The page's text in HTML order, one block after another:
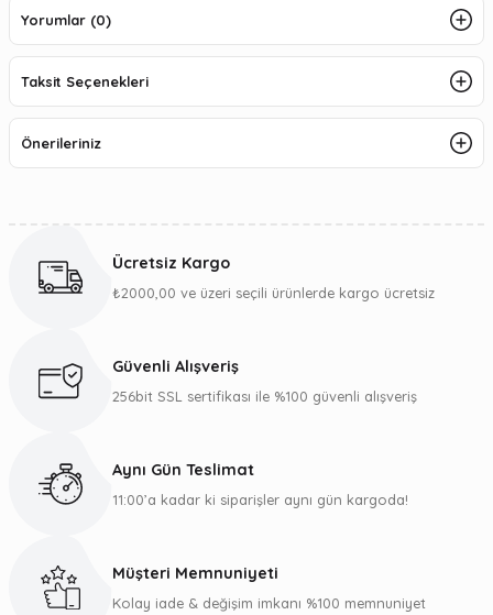
Yorumlar (0)
Taksit Seçenekleri
Önerileriniz
Ücretsiz Kargo
₺2000,00 ve üzeri seçili ürünlerde kargo ücretsiz
Güvenli Alışveriş
256bit SSL sertifikası ile %100 güvenli alışveriş
Aynı Gün Teslimat
11:00’a kadar ki siparişler aynı gün kargoda!
Müşteri Memnuniyeti
Kolay iade & değişim imkanı %100 memnuniyet